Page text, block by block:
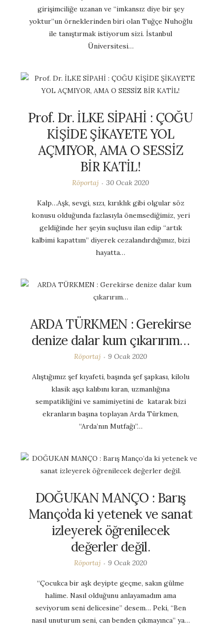
girişimciliğe uzanan ve “imkansız diye bir şey
yoktur”un örneklerinden biri olan Tuğçe Nuhoğlu
ile tanıştırmak istiyorum sizi. İstanbul
Üniversitesi…
Prof. Dr. İLKE SİPAHİ : ÇOĞU
KİŞİDE ŞİKAYETE YOL
AÇMIYOR, AMA O SESSİZ
BİR KATİL!
Röportaj 30 Ocak 2020
Kalp…Aşk, sevgi, sızı, kırıklık gibi olgular söz
konusu olduğunda fazlasıyla önemsediğimiz, yeri
geldiğinde her şeyin suçlusu ilan edip “artık
kalbimi kapattım” diyerek cezalandırdığımız, bizi
hayatta…
ARDA TÜRKMEN : Gerekirse
denize dalar kum çıkarırım…
Röportaj 9 Ocak 2020
Alıştığımız şef kıyafeti, başında şef şapkası, kilolu
klasik aşçı kalıbını kıran, uzmanlığına
sempatikliğini ve samimiyetini de katarak bizi
ekranların başına toplayan Arda Türkmen,
“Arda’nın Mutfağı”…
DOĞUKAN MANÇO : Barış
Manço’da ki yetenek ve sanat
izleyerek öğrenilecek
değerler değil.
Röportaj 9 Ocak 2020
“Çocukca bir aşk deyipte geçme, sakın gülme
halime. Nasıl olduğunu anlayamadım ama
seviyorum seni delicesine” desem… Peki, “Ben
nasıl unuturum seni, can benden çıkmayınca” ya…